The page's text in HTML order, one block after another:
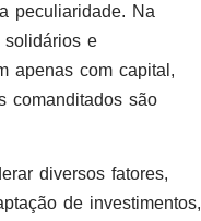
peculiaridade. Na
solidários e
apenas com capital,
comanditados são
diversos fatores,
de investimentos,